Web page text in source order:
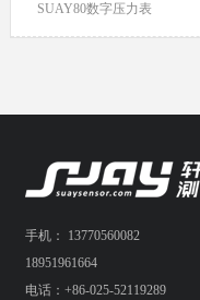
SUAY80数字压力表
手机： 13770560082
18951961664
电话：+86-025-52119289